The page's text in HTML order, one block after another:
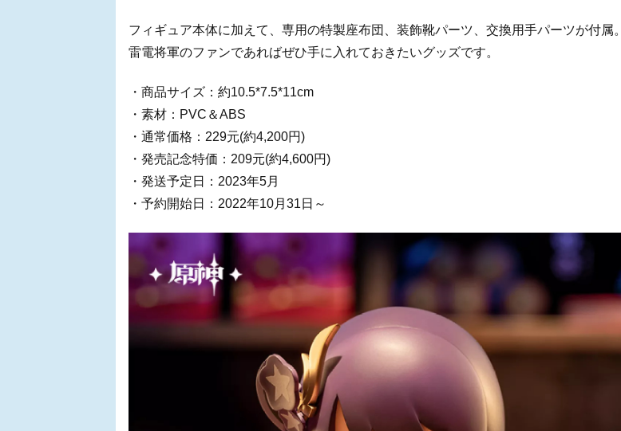
フィギュア本体に加えて、専用の特製座布団、装飾靴パーツ、交換用手パーツが付属。
雷電将軍のファンであればぜひ手に入れておきたいグッズです。
・商品サイズ：約10.5*7.5*11cm
・素材：PVC＆ABS
・通常価格：229元(約4,200円)
・発売記念特価：209元(約4,600円)
・発送予定日：2023年5月
・予約開始日：2022年10月31日～